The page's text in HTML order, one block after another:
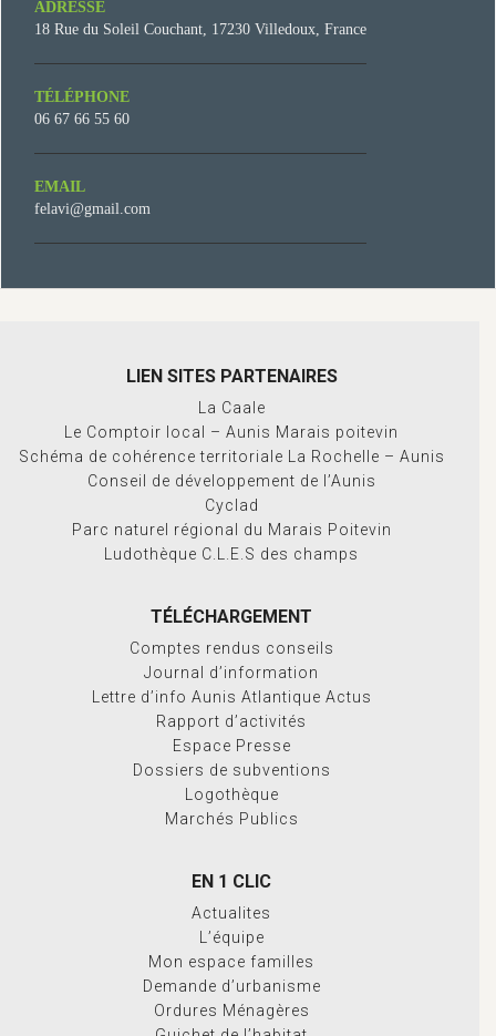
ADRESSE
18 Rue du Soleil Couchant, 17230 Villedoux, France
TÉLÉPHONE
06 67 66 55 60
EMAIL
felavi@gmail.com
LIEN SITES PARTENAIRES
La Caale
Le Comptoir local – Aunis Marais poitevin
Schéma de cohérence territoriale La Rochelle – Aunis
Conseil de développement de l’Aunis
Cyclad
Parc naturel régional du Marais Poitevin
Ludothèque C.L.E.S des champs
TÉLÉCHARGEMENT
Comptes rendus conseils
Journal d’information
Lettre d’info Aunis Atlantique Actus
Rapport d’activités
Espace Presse
Dossiers de subventions
Logothèque
Marchés Publics
EN 1 CLIC
Actualites
L’équipe
Mon espace familles
Demande d’urbanisme
Ordures Ménagères